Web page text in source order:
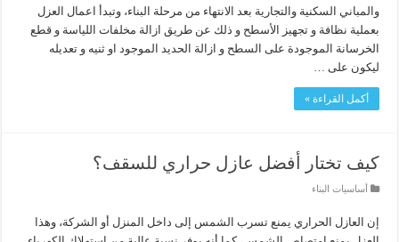
والمباني السكنية والتجارية بعد الانتهاء من مرحلة البناء، وتبدأ اعمال العزل
بعملية نظافة و تجهيز الأسطح و ذلك عن طريق ازالة مخلفات اللياسة و قطع
الخرسانة الموجودة على السطح و ازالة الحديد الموجود او ثنيه و تعديله
ليكون على …
أكمل القراءة »
كيف تختار أفضل عازل حراري للسقف؟
أساسيات البناء
إن العازل الحراري يمنع تسرب الشمس إلى داخل المنزل أو الشركة، وهذا